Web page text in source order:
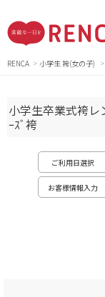
RENCA 小学生 袴(女の子)
小学生卒業式袴レ
ｰｽﾞ袴
ご利用日選択
お客様情報入力